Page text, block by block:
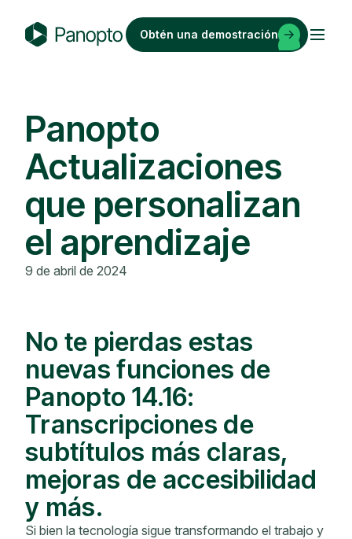
o
p
o
Obtén una demostración
Panopto
Actualizaciones
que personalizan
el aprendizaje
9 de abril de 2024
No te pierdas estas
nuevas funciones de
Panopto 14.16:
Transcripciones de
subtítulos más claras,
mejoras de accesibilidad
y más.
Si bien la tecnología sigue transformando el trabajo y